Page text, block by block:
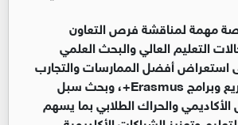
مهمة لمناقشة فرص التعاون
التعليم العالي والبحث العلمي
استعراض أفضل الممارسات والتجارب
الناجحة ضمن مشاريع وبرامج Erasmus+، وبحث سبل
الأكاديمي والحراك الطلابي بما يسهم